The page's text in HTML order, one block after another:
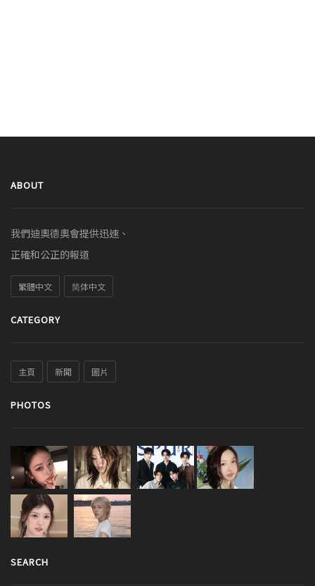
ABOUT
我們迪奧德奧會提供迅速、
正確和公正的報道
繁體中文 简体中文
CATEGORY
主頁 新聞 圖片
PHOTOS
SEARCH